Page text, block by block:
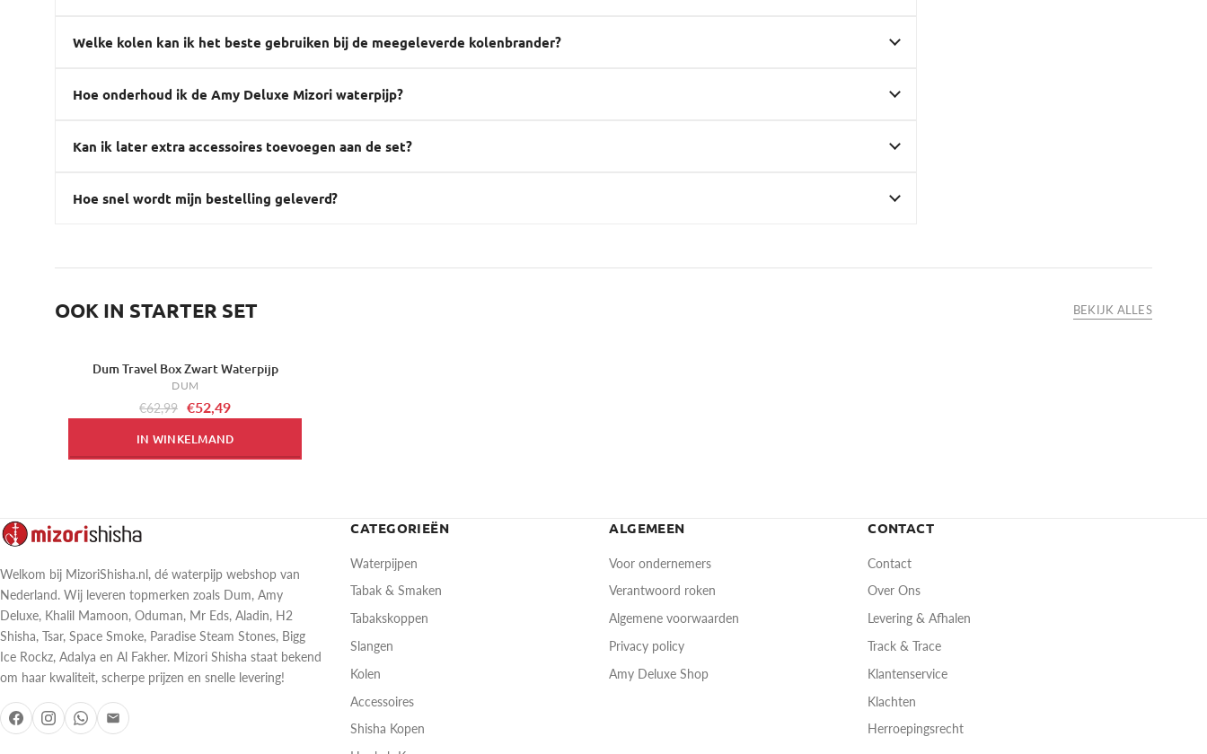
Welke kolen kan ik het beste gebruiken bij de meegeleverde kolenbrander?
Hoe onderhoud ik de Amy Deluxe Mizori waterpijp?
Kan ik later extra accessoires toevoegen aan de set?
Hoe snel wordt mijn bestelling geleverd?
OOK IN STARTER SET BEKIJK ALLES
-17%Dum Travel Box Zwart Waterpijp
DUM
€62,99 €52,49
IN WINKELMAND
CATEGORIEËN
Waterpijpen
Tabak & Smaken
Tabakskoppen
Slangen
Kolen
Accessoires
Shisha Kopen
ALGEMEEN
Voor ondernemers
Verantwoord roken
Algemene voorwaarden
Privacy policy
Amy Deluxe Shop
CONTACT
Contact
Over Ons
Levering & Afhalen
Track & Trace
Klantenservice
Klachten
Herroepingsrecht
Welkom bij MizoriShisha.nl, dé waterpijp webshop van
Nederland. Wij leveren topmerken zoals Dum, Amy
Deluxe, Khalil Mamoon, Oduman, Mr Eds, Aladin, H2
Shisha, Tsar, Space Smoke, Paradise Steam Stones, Bigg
Ice Rockz, Adalya en Al Fakher. Mizori Shisha staat bekend
om haar kwaliteit, scherpe prijzen en snelle levering!